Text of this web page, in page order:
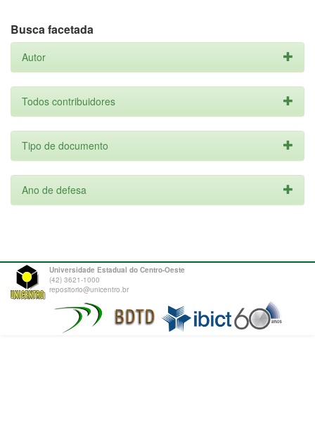
Busca facetada
Autor
Todos contribuidores
Tipo de documento
Ano de defesa
Universidade Estadual do Centro-Oeste
(42) 3621-1000
repositorio@unicentro.br